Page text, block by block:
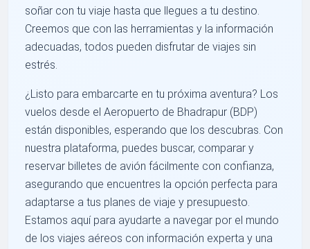
soñar con tu viaje hasta que llegues a tu destino.
Creemos que con las herramientas y la información
adecuadas, todos pueden disfrutar de viajes sin
estrés.
¿Listo para embarcarte en tu próxima aventura? Los
vuelos desde el Aeropuerto de Bhadrapur (BDP)
están disponibles, esperando que los descubras. Con
nuestra plataforma, puedes buscar, comparar y
reservar billetes de avión fácilmente con confianza,
asegurando que encuentres la opción perfecta para
adaptarse a tus planes de viaje y presupuesto.
Estamos aquí para ayudarte a navegar por el mundo
de los viajes aéreos con información experta y una